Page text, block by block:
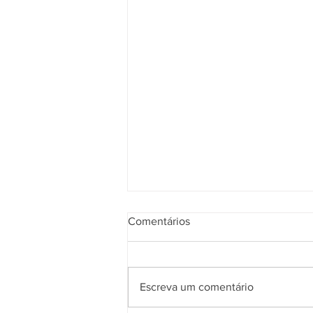
A mística Ilha de Páscoa
Comentários
Escreva um comentário